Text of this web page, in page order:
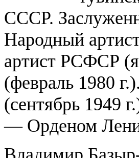
СССР.
Народный
артист РСФСР
(февраль 1980
(сентябрь 1949
— Орденом